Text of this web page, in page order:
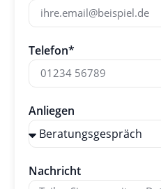
Telefon*
Anliegen
Nachricht